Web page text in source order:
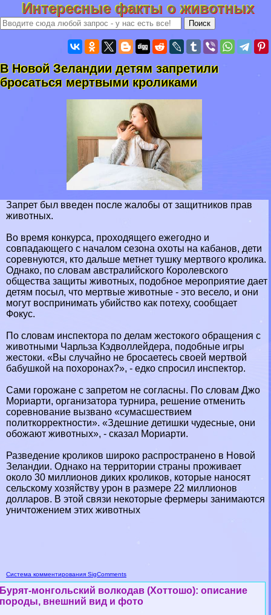
Интересные факты о животных
В Новой Зеландии детям запретили
бросаться мертвыми кроликами
Запрет был введен после жалобы от защитников прав
животных.
Во время конкурса, проходящего ежегодно и
совпадающего с началом сезона охоты на кабанов, дети
соревнуются, кто дальше метнет тушку мертвого кролика.
Однако, по словам австралийского Королевского
общества защиты животных, подобное мероприятие дает
детям посыл, что мертвые животные - это весело, и они
могут воспринимать убийство как потеху, сообщает
Фокус.
По словам инспектора по делам жестокого обращения с
животными Чарльза Кэдволлейдера, подобные игры
жестоки. «Вы случайно не бросаетесь своей мертвой
бабушкой на похоронах?», - едко спросил инспектор.
Сами горожане с запретом не согласны. По словам Джо
Мориарти, организатора турнира, решение отменить
соревнование вызвано «сумасшествием
политкорректности». «Здешние детишки чудесные, они
обожают животных», - сказал Мориарти.
Разведение кроликов широко распространено в Новой
Зеландии. Однако на территории страны проживает
около 30 миллионов диких кроликов, которые наносят
сельскому хозяйству урон в размере 22 миллионов
долларов. В этой связи некоторые фермеры занимаются
уничтожением этих животных
Система комментирования SigComments
Бурят-монгольский волкодав (Хоттошо): описание
породы, внешний вид и фото